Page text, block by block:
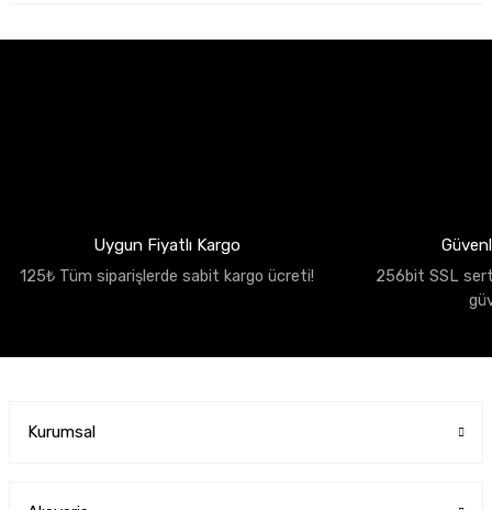
Uygun Fiyatlı Kargo
125₺ Tüm siparişlerde sabit kargo ücreti!
256bit SSL
Kurumsal